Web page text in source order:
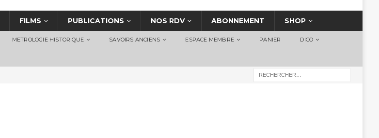
FILMS PUBLICATIONS NOS RDV ABONNEMENT SHOP
METROLOGIE HISTORIQUE SAVOIRS ANCIENS ESPACE MEMBRE PANIER DICO